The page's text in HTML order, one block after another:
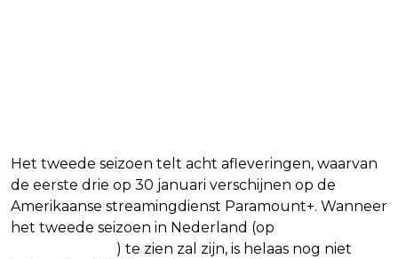
Het tweede seizoen telt acht afleveringen, waarvan
de eerste drie op 30 januari verschijnen op de
Amerikaanse streamingdienst Paramount+. Wanneer
het tweede seizoen in Nederland (op
) te zien zal zijn, is helaas nog niet